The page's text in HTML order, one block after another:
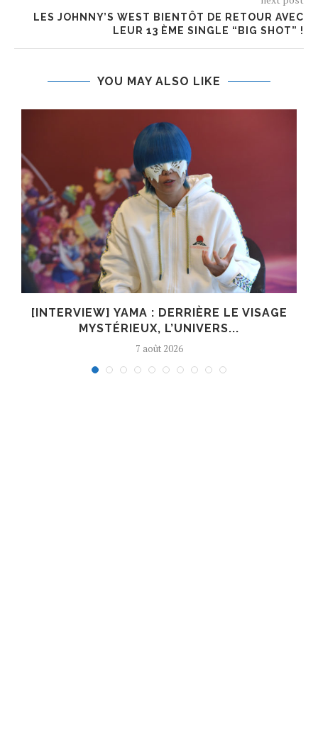
LES JOHNNY’S WEST BIENTÔT DE RETOUR AVEC
LEUR 13 ÈME SINGLE “BIG SHOT” !
YOU MAY ALSO LIKE
[INTERVIEW] YAMA : DERRIÈRE LE VISAGE
MYSTÉRIEUX, L’UNIVERS...
7 août 2026